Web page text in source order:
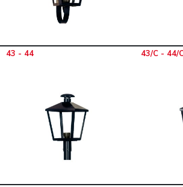
43 - 44 43/C - 44/